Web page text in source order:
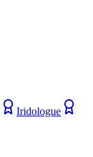
Iridologue